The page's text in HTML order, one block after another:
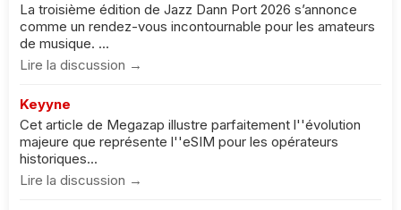
La troisième édition de Jazz Dann Port 2026 s’annonce
comme un rendez-vous incontournable pour les amateurs
de musique. ...
Lire la discussion →
Keyyne
Cet article de Megazap illustre parfaitement l''évolution
majeure que représente l''eSIM pour les opérateurs
historiques...
Lire la discussion →